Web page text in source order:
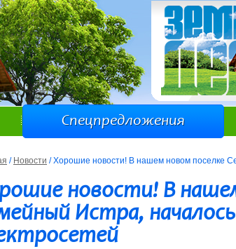
Спецпредложения
/ Новости / Хорошие новости! В нашем новом поселке
новости! В
Истра,